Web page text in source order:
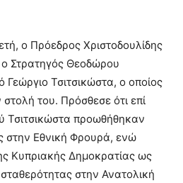
ο Πρόεδρος Χριστοδουλίδης
ο Στρατηγός Θεοδώρου
Γεώργιο Τσιτσικώστα, ο οποίος
του. Πρόσθεσε ότι επί
Τσιτσικώστα προωθήθηκαν
στην Εθνική Φρουρά, ενώ
Κυπριακής Δημοκρατίας ως
στην Ανατολική